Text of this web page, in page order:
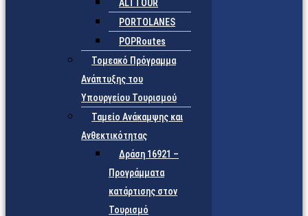
ALTTOUR
PORTOLANES
POPRoutes
Τομεακό Πρόγραμμα
Ανάπτυξης του
Υπουργείου Τουρισμού
Ταμείο Ανάκαμψης και
Ανθεκτικότητας
Δράση 16921 –
Προγράμματα
κατάρτισης στον
Τουρισμό